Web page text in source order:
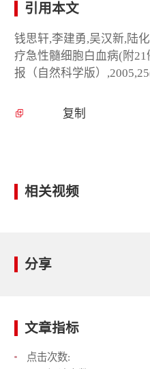
引用本文
钱思轩,李建勇,吴汉新,陆
疗急性髓细胞白血病(附
报（自然科学版）
复制
相关视频
分享
文章指标
点击次数: